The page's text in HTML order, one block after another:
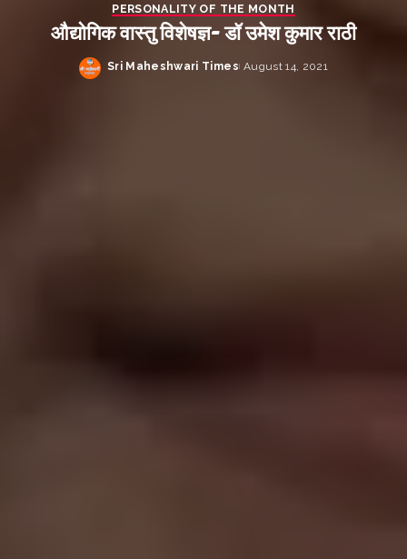
PERSONALITY OF THE MONTH
औद्योगिक वास्तु विशेषज्ञ- डॉ उमेश कुमार राठी
Posted
Sri Maheshwari Times August 14, 2021